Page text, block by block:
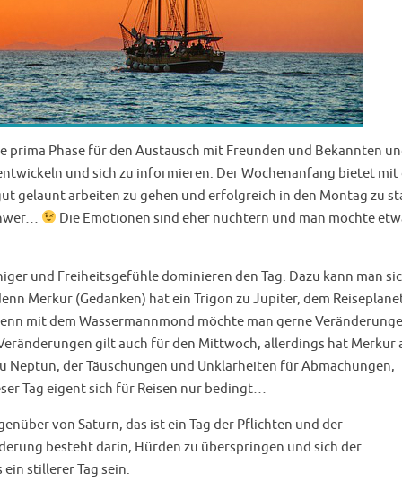
prima Phase für den Austausch mit Freunden und Bekannten
und sich zu informieren. Der Wochenanfang bietet mit
gelaunt arbeiten zu gehen und erfolgreich in den Montag zu
Die Emotionen sind eher nüchtern und man möchte
und Freiheitsgefühle dominieren den Tag. Dazu kann man
Merkur (Gedanken) hat ein Trigon zu Jupiter, dem
mit dem Wassermannmond möchte man gerne
gilt auch für den Mittwoch, allerdings hat Merkur
Neptun, der Täuschungen und Unklarheiten für Abmachungen,
Tag eigent sich für Reisen nur bedingt…
von Saturn, das ist ein Tag der Pflichten und der
besteht darin, Hürden zu überspringen und sich der
stillerer Tag sein.